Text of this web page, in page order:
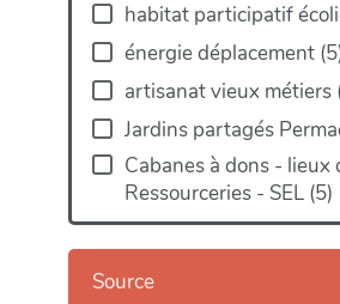
habitat participatif
énergie déplacement (5
artisanat vieux métiers
Jardins partagés
Cabanes à dons - lieux
Ressourceries - SEL (5)
Source